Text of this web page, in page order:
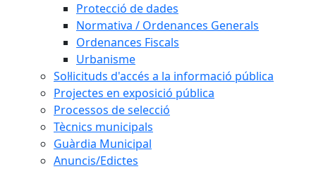
Protecció de dades
Normativa / Ordenances Generals
Ordenances Fiscals
Urbanisme
Sol·licituds d'accés a la informació pública
Projectes en exposició pública
Processos de selecció
Tècnics municipals
Guàrdia Municipal
Anuncis/Edictes